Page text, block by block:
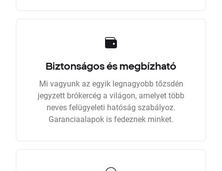
Biztonságos és megbízható
Mi vagyunk az egyik legnagyobb tőzsdén
jegyzett brókercég a világon, amelyet több
neves felügyeleti hatóság szabályoz.
Garanciaalapok is fedeznek minket.